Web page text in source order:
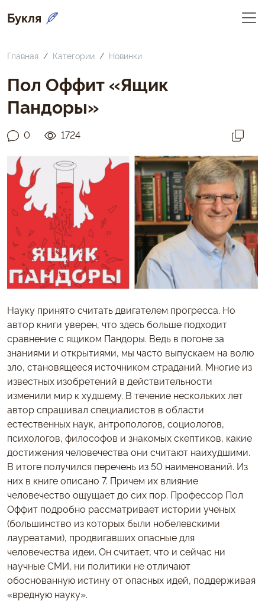
Букля
Главная Категории Новинки
Пол Оффит «Ящик
Пандоры»
0 1724
Науку принято считать двигателем прогресса. Но
автор книги уверен, что здесь больше подходит
сравнение с ящиком Пандоры. Ведь в погоне за
знаниями и открытиями, мы часто выпускаем на волю
зло, становящееся источником страданий. Многие из
известных изобретений в действительности
изменили мир к худшему. В течение нескольких лет
автор спрашивал специалистов в области
естественных наук, антропологов, социологов,
психологов, философов и знакомых скептиков, какие
достижения человечества они считают наихудшими.
В итоге получился перечень из 50 наименований. Из
них в книге описано 7. Причем их влияние
человечество ощущает до сих пор. Профессор Пол
Оффит подробно рассматривает истории ученых
(большинство из которых были нобелевскими
лауреатами), продвигавших опасные для
человечества идеи. Он считает, что и сейчас ни
научные СМИ, ни политики не отличают
обоснованную истину от опасных идей, поддерживая
«вредную науку».